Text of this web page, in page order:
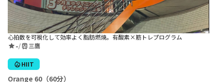
心拍数を可視化して効率よく脂肪燃焼。有酸素×筋トレプログラム
-/ 三鷹
HIIT
Orange 60（60分）